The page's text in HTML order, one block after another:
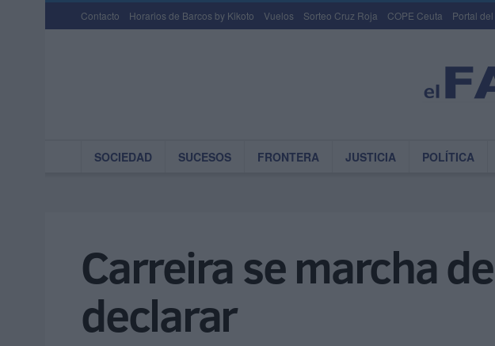
Contacto Horarios de Barcos by Kikoto Vuelos Sorteo Cruz Roja COPE Ceuta Portal
SOCIEDAD SUCESOS FRONTERA JUSTICIA POLÍTICA
Carreira se marcha
declarar